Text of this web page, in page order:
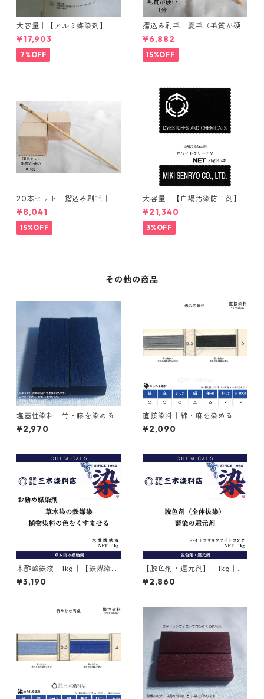
大容量｜【アルミ媒染剤】｜5
00g−5本入り｜塩化アルミニ
ウム
¥17,903
7%OFF
摺込み刷毛｜夏毛（毛質が硬
い）1分｜16本入り＊1セット
¥6,882
15%OFF
20本セット｜摺込み刷毛｜夏
毛（毛質が硬い）0.5分
¥8,041
15%OFF
大容量｜【白場汚染防止剤】
｜2kg×5本｜ホワイトクリー
ナＭ
¥21,340
3%OFF
その他の商品
塩基性染料｜竹・籐を染める
｜100g｜塩基性ブラック（黒
色系）
¥2,970
直接染料｜綿・麻を染める｜2
0g｜ダイレクトファストブラ
ックRC（赤みの黒色）
¥2,090
木酢酸鉄液｜1kg｜【鉄媒染
剤】
¥3,190
【脱色剤・還元剤】｜1kg｜ハ
イドロサルファイトコンク｜
ハイドロサルファイト
¥2,860